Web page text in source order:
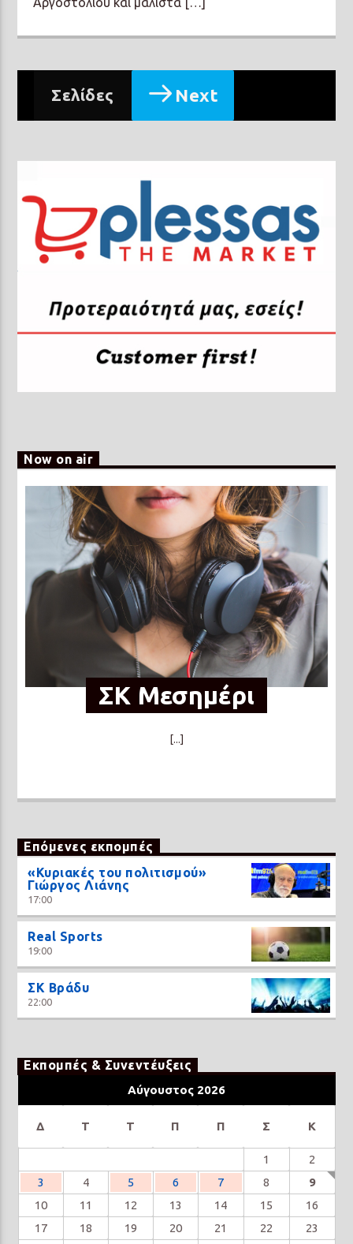
Σελίδες Next
Now on air
ΣΚ Μεσημέρι
[...]
Επόμενες εκπομπές
«Κυριακές του πολιτισμού»
Γιώργος Λιάνης
17:00
Real Sports
19:00
ΣΚ Βράδυ
22:00
Εκπομπές & Συνεντέυξεις
Αύγουστος 2026
Δ Τ Τ Π Π Σ Κ
1
2
3
4 5 6 7 8
9
10
11 12 13 14 15
16
17
18 19 20 21 22
23